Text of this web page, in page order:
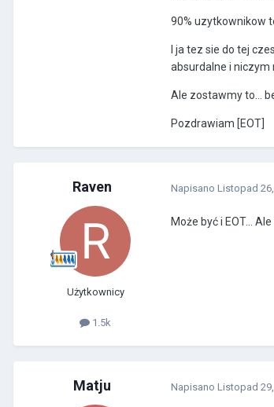
90% uzytkownikow
I ja tez sie do tej
absurdalne i niczym
Ale zostawmy to...
Pozdrawiam [EOT]
Raven
Użytkownicy
1.5k
Napisano Listopad
Może być i EOT...
Matju Napisano Listopad